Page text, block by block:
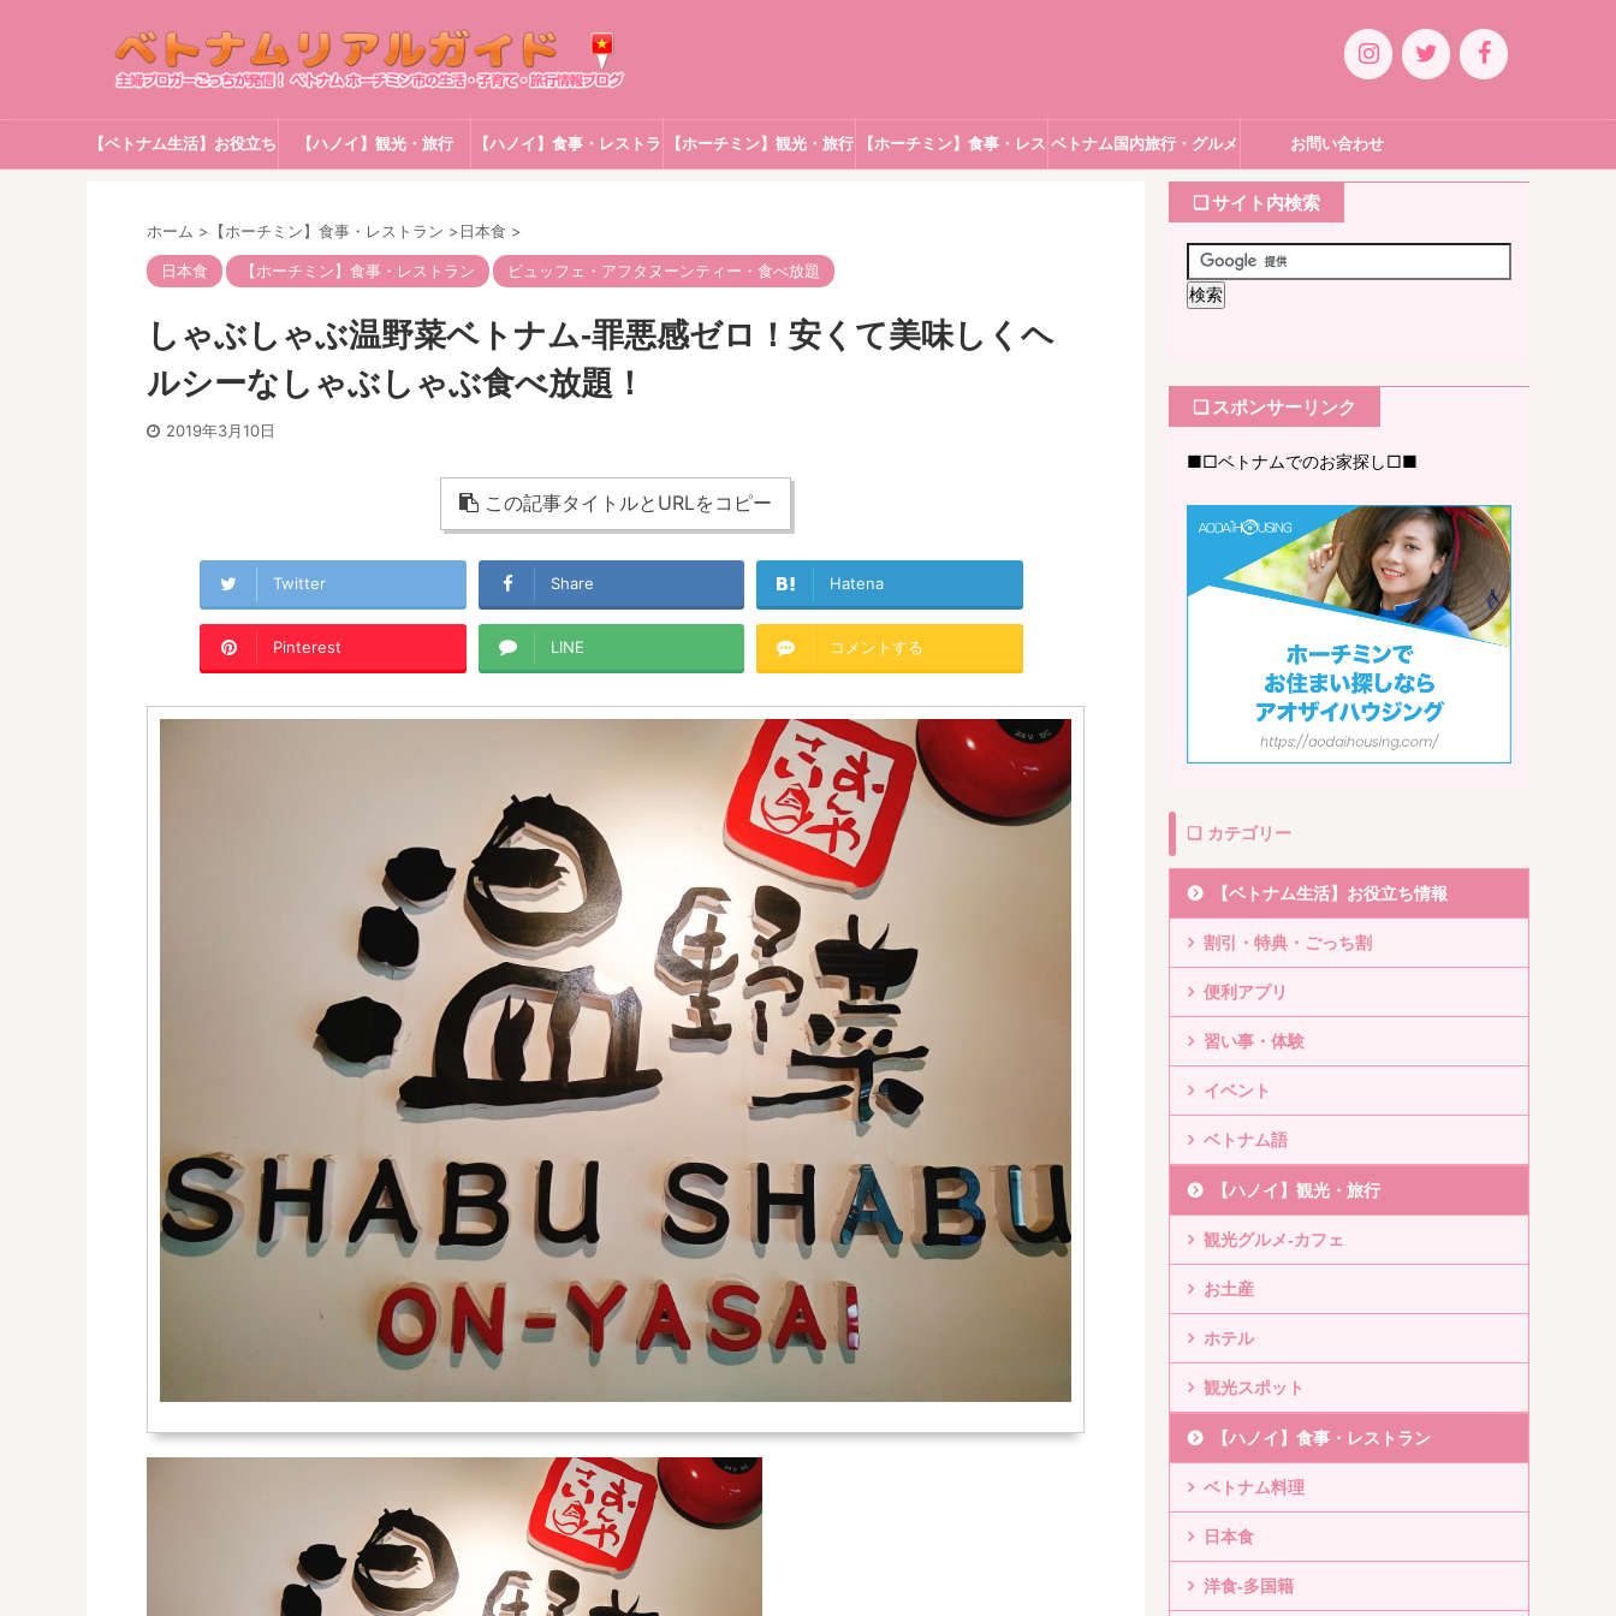
【ベトナム生活】お役立ち 【ハノイ】観光・旅行 【ハノイ】食事・レストラ 【ホーチミン】観光・旅行 【ホーチミン】食事・レス ベトナム国内旅行・グルメ お問い合わせ
ホーム > 【ホーチミン】食事・レストラン >日本食 >
日本食 【ホーチミン】食事・レストラン ビュッフェ・アフタヌーンティー・食べ放題
しゃぶしゃぶ温野菜ベトナム-罪悪感ゼロ！安くて美味しくヘ
ルシーなしゃぶしゃぶ食べ放題！
2019年3月10日
この記事タイトルとURLをコピー
Twitter Share Hatena
Pinterest LINE コメントする
❏ サイト内検索
❏ スポンサーリンク
■□ベトナムでのお家探し□■
❏ カテゴリー
【ベトナム生活】お役立ち情報
割引・特典・ごっち割
便利アプリ
習い事・体験
イベント
ベトナム語
【ハノイ】観光・旅行
観光グルメ-カフェ
お土産
ホテル
観光スポット
【ハノイ】食事・レストラン
ベトナム料理
日本食
洋食-多国籍